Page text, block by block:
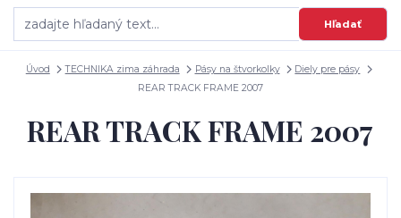
Hľadať
Úvod TECHNIKA zima záhrada Pásy na štvorkolky
Diely pre pásy
REAR TRACK FRAME 2007
REAR TRACK FRAME 2007